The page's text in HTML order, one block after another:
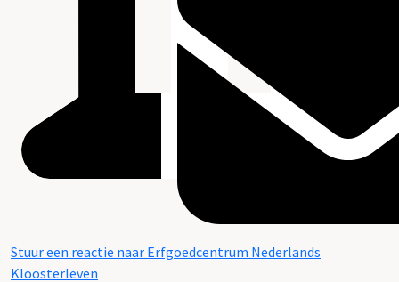
Stuur een reactie naar Erfgoedcentrum Nederlands
Kloosterleven